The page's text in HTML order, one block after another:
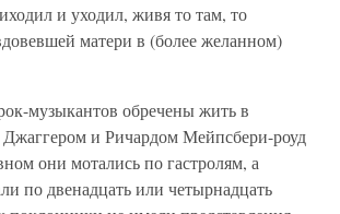
и уходил, живя то там, то
матери в (более желанном)
музыкантов обречены жить в
и Ричардом Мейпсбери-роуд
они мотались по гастролям, а
по двенадцать или четырнадцать